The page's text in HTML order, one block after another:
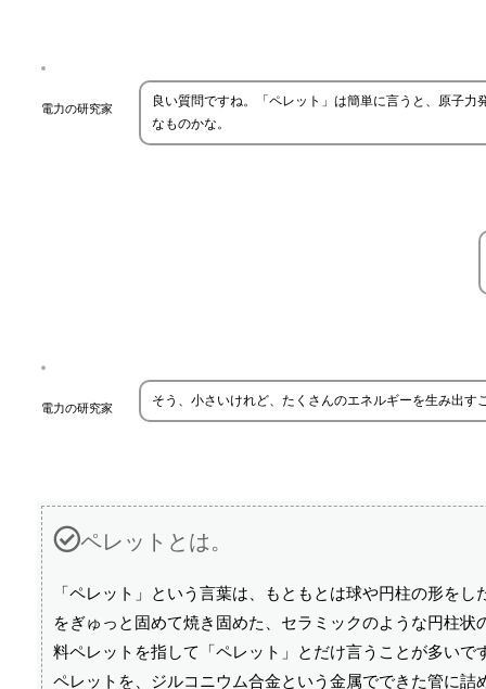
電力の研究家
良い質問ですね。「ペレット」は簡単に言うと、原子
なものかな。
電力の研究家 そう、小さいけれど、たくさんのエネルギーを生み出
ペレットとは。
「ペレット」という言葉は、もともとは球や円柱の形を
をぎゅっと固めて焼き固めた、セラミックのような円柱
料ペレットを指して「ペレット」とだけ言うことが多い
ペレットを、ジルコニウム合金という金属でできた管に